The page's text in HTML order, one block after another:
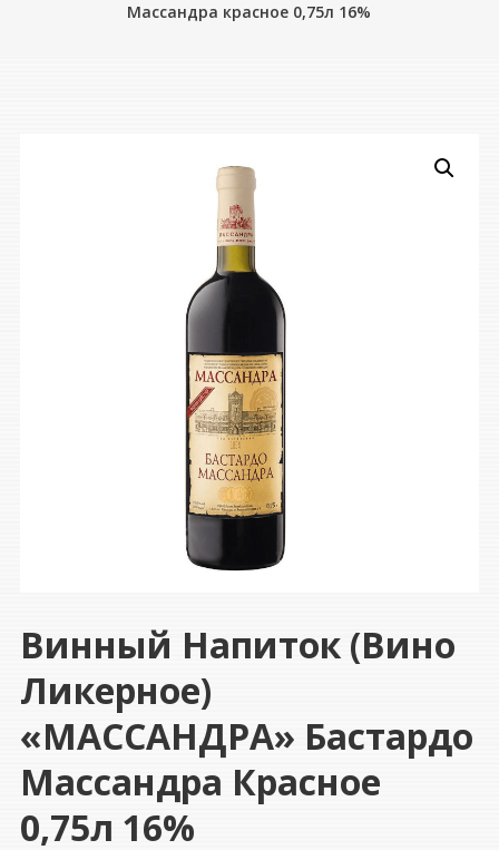
Массандра красное 0,75л 16%
Винный Напиток (вино
Ликерное)
«МАССАНДРА» Бастардо
Массандра Красное
0,75л 16%